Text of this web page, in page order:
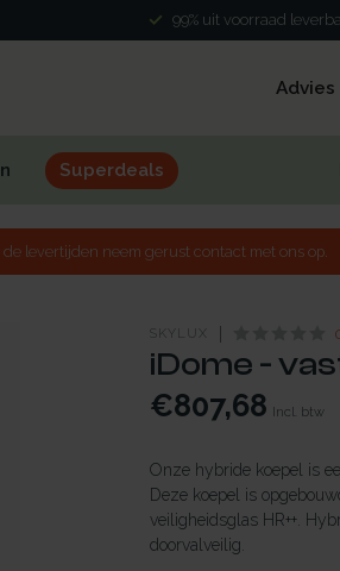
99% uit voorraad
Advies
Superdeals
levertijden neem gerust contact met ons op.
SKYLUX
iDome -
€807,68 Incl. btw
Onze hybride koepel is
Deze koepel is
veiligheidsglas HR++.
doorvalveilig.